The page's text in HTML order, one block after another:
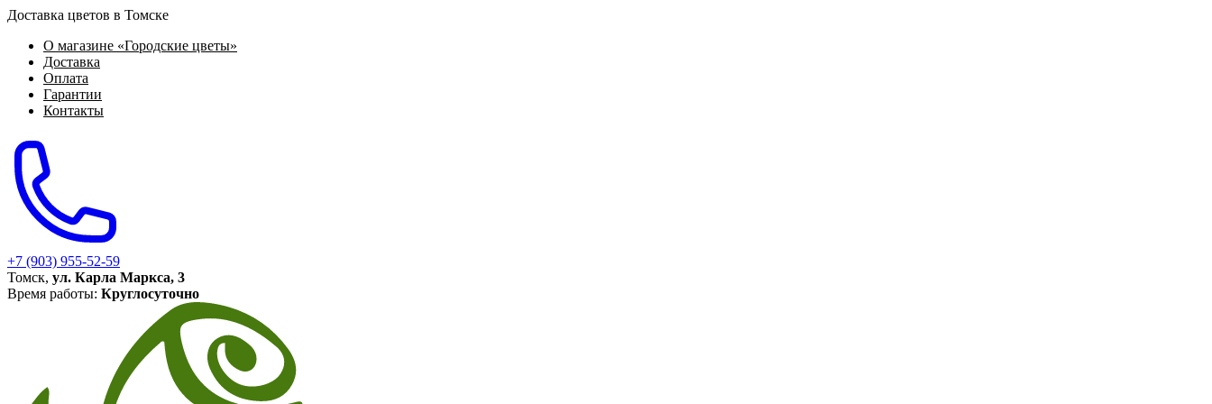
Доставка цветов в Томске
О магазине «Городские цветы»
Доставка
Оплата
Гарантии
Контакты
+7 (903) 955-52-59
Томск, ул. Карла Маркса, 3
Время работы: Круглосуточно